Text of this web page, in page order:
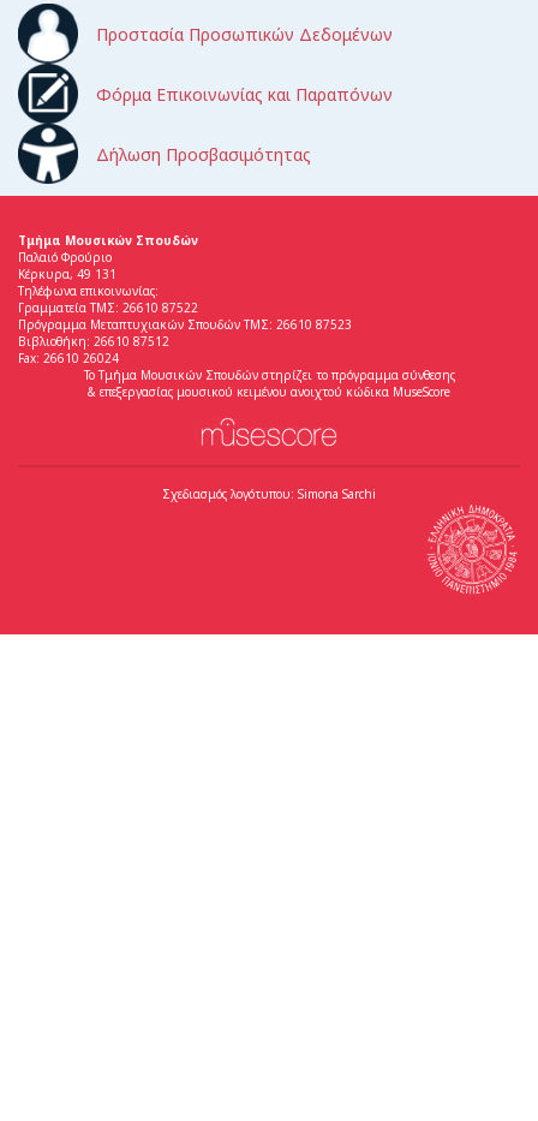
Προστασία Προσωπικών Δεδομένων
Φόρμα Επικοινωνίας και Παραπόνων
Δήλωση Προσβασιμότητας
Τμήμα Μουσικών Σπουδών
Παλαιό Φρούριο
Κέρκυρα, 49 131
Τηλέφωνα επικοινωνίας:
Γραμματεία ΤΜΣ: 26610 87522
Πρόγραμμα Μεταπτυχιακών Σπουδών ΤΜΣ: 26610 87523
Βιβλιοθήκη: 26610 87512
Fax: 26610 26024
Το Τμήμα Μουσικών Σπουδών στηρίζει το πρόγραμμα σύνθεσης
& επεξεργασίας μουσικού κειμένου ανοιχτού κώδικα MuseScore
Σχεδιασμός λογότυπου: Simona Sarchi